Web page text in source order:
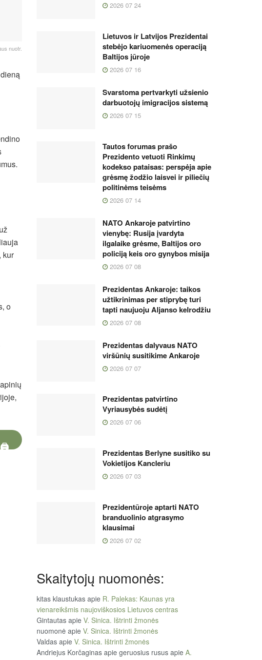
nuotr.
kur
o
🖨
2026 07 24
Lietuvos ir Latvijos Prezidentai
stebėjo kariuomenės operaciją
Baltijos jūroje
2026 07 16
Svarstoma pertvarkyti užsienio
darbuotojų imigracijos sistemą
2026 07 15
Tautos forumas prašo
Prezidento vetuoti Rinkimų
kodekso pataisas: perspėja apie
grėsmę žodžio laisvei ir piliečių
politinėms teisėms
2026 07 14
NATO Ankaroje patvirtino
vienybę: Rusija įvardyta
ilgalaike grėsme, Baltijos oro
policiją keis oro gynybos misija
2026 07 08
Prezidentas Ankaroje: taikos
užtikrinimas per stiprybę turi
tapti naujuoju Aljanso kelrodžiu
2026 07 08
Prezidentas dalyvaus NATO
viršūnių susitikime Ankaroje
2026 07 07
Prezidentas patvirtino
Vyriausybės sudėtį
2026 07 06
Prezidentas Berlyne susitiko su
Vokietijos Kancleriu
2026 07 03
Prezidentūroje aptarti NATO
branduolinio atgrasymo
klausimai
2026 07 02
Skaitytojų nuomonės:
kitas klaustukas apie R. Palekas: Kaunas yra
vienareikšmis naujoviškosios Lietuvos centras
Gintautas apie V. Sinica. Ištrinti žmonės
nuomonė apie V. Sinica. Ištrinti žmonės
Valdas apie V. Sinica. Ištrinti žmonės
Andriejus Korčaginas apie geruosius rusus apie A.